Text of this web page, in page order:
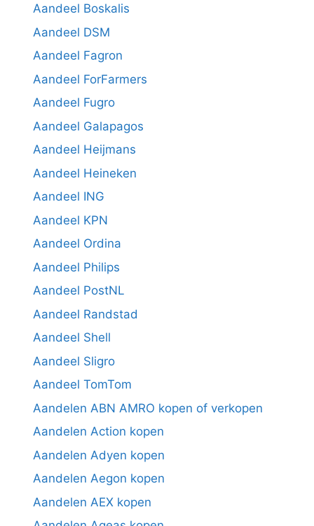
Aandeel Boskalis
Aandeel DSM
Aandeel Fagron
Aandeel ForFarmers
Aandeel Fugro
Aandeel Galapagos
Aandeel Heijmans
Aandeel Heineken
Aandeel ING
Aandeel KPN
Aandeel Ordina
Aandeel Philips
Aandeel PostNL
Aandeel Randstad
Aandeel Shell
Aandeel Sligro
Aandeel TomTom
Aandelen ABN AMRO kopen of verkopen
Aandelen Action kopen
Aandelen Adyen kopen
Aandelen Aegon kopen
Aandelen AEX kopen